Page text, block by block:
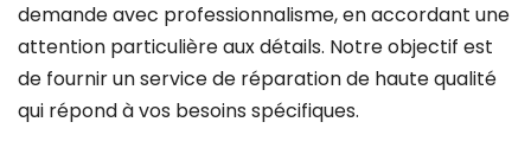
demande avec professionnalisme, en accordant une
attention particulière aux détails. Notre objectif est
de fournir un service de réparation de haute qualité
qui répond à vos besoins spécifiques.